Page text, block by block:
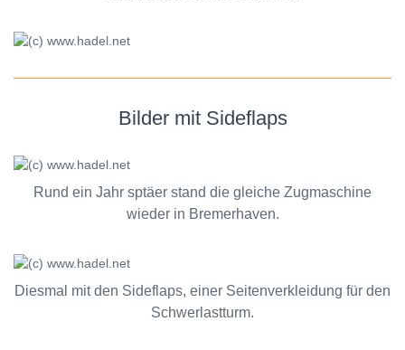
Bilder mit Sideflaps
Rund ein Jahr sptäer stand die gleiche Zugmaschine
wieder in Bremerhaven.
Diesmal mit den Sideflaps, einer Seitenverkleidung für den
Schwerlastturm.